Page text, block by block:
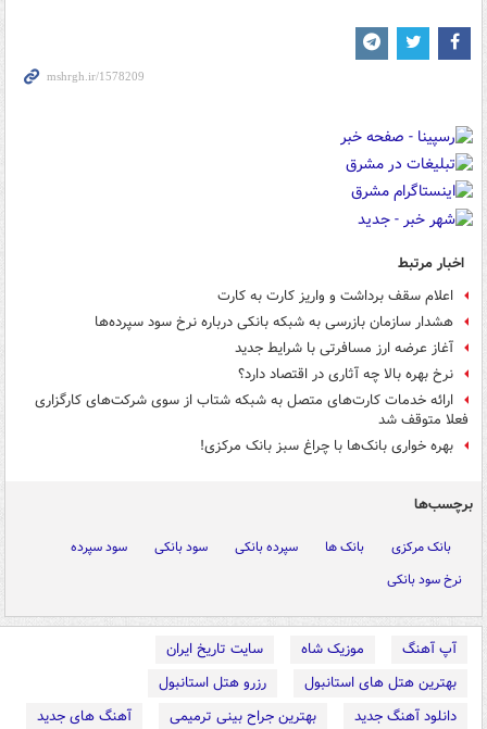
اخبار مرتبط
اعلام سقف برداشت و واریز کارت به کارت
هشدار سازمان بازرسی به شبکه بانکی درباره نرخ سود سپرده‌ها
‏آغاز عرضه ارز مسافرتی با شرایط جدید
نرخ بهره بالا چه آثاری در اقتصاد دارد؟
ارائه خدمات کارت‌های متصل به شبکه شتاب از سوی شرکت‌های کارگزاری
فعلا متوقف شد
بهره خواری بانک‌ها با چراغ سبز بانک مرکزی!
برچسب‌ها
بانک مرکزی بانک ها سپرده بانکی سود بانکی
سود سپرده
نرخ سود بانکی
آپ آهنگ موزیک شاه
سایت تاریخ ایران
بهترین هتل های استانبول
رزرو هتل استانبول
دانلود آهنگ جدید
بهترین جراح بینی ترمیمی
آهنگ های جدید